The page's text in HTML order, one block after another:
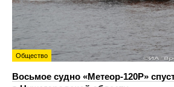
Общество
Восьмое судно «Метеор-120Р»